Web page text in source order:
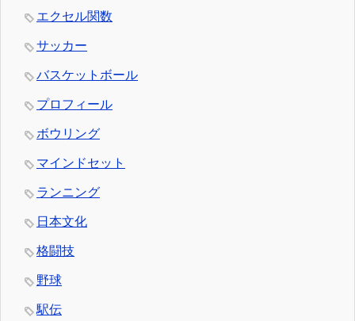
エクセル関数
サッカー
バスケットボール
プロフィール
ボウリング
マインドセット
ランニング
日本文化
格闘技
野球
駅伝